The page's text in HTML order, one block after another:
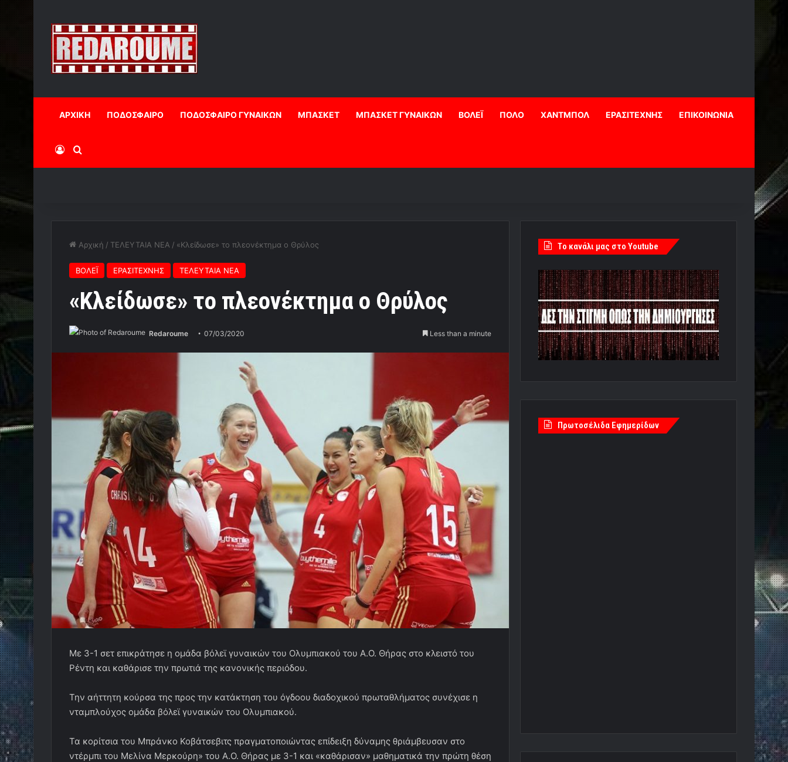
ΑΡΧΙΚΗ ΠΟΔΟΣΦΑΙΡΟ ΠΟΔΟΣΦΑΙΡΟ ΓΥΝΑΙΚΩΝ ΜΠΑΣΚΕΤ ΜΠΑΣΚΕΤ ΓΥΝΑΙΚΩΝ ΒΟΛΕΪ ΠΟΛΟ ΧΑΝΤΜΠΟΛ ΕΡΑΣΙΤΕΧΝΗΣ ΕΠΙΚΟΙΝΩΝΙΑ
Log InΑναζήτηση
Αρχική / ΤΕΛΕΥΤΑΙΑ ΝΕΑ / «Κλείδωσε» το πλεονέκτημα ο Θρύλος
ΒΟΛΕΪ ΕΡΑΣΙΤΕΧΝΗΣ ΤΕΛΕΥΤΑΙΑ ΝΕΑ
«Κλείδωσε» το πλεονέκτημα ο Θρύλος
Redaroume 07/03/2020 Less than a minute
Με 3-1 σετ επικράτησε η ομάδα βόλεϊ γυναικών του Ολυμπιακού του Α.Ο. Θήρας στο κλειστό του
Ρέντη και καθάρισε την πρωτιά της κανονικής περιόδου.
Την αήττητη κούρσα της προς την κατάκτηση του όγδοου διαδοχικού πρωταθλήματος συνέχισε η
νταμπλούχος ομάδα βόλεϊ γυναικών του Ολυμπιακού.
Τα κορίτσια του Μπράνκο Κοβάτσεβιτς πραγματοποιώντας επίδειξη δύναμης θριάμβευσαν στο
ντέρμπι του Μελίνα Μερκούρη» του Α.Ο. Θήρας με 3-1 και «καθάρισαν» μαθηματικά την πρώτη θέση
Tο κανάλι μας στο Youtube
Πρωτοσέλιδα Εφημερίδων